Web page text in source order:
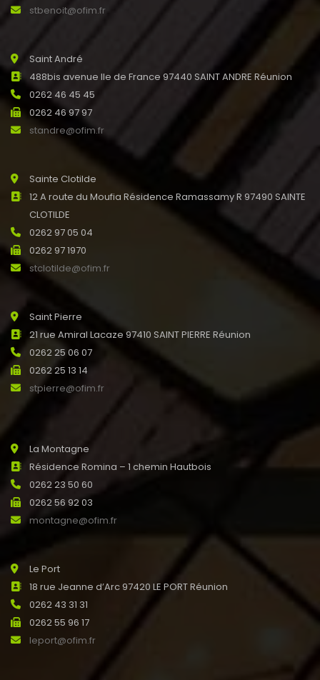
stbenoit@ofim.fr
Saint André
488bis avenue Ile de France 97440 SAINT ANDRE Réunion
0262 46 45 45
0262 46 97 97
standre@ofim.fr
Sainte Clotilde
12 A route du Moufia Résidence Ramassamy R 97490 SAINTE
CLOTILDE
0262 97 05 04
0262 97 1970
stclotilde@ofim.fr
Saint Pierre
21 rue Amiral Lacaze 97410 SAINT PIERRE Réunion
0262 25 06 07
0262 25 13 14
stpierre@ofim.fr
La Montagne
Résidence Romina – 1 chemin Hautbois
0262 23 50 60
0262 56 92 03
montagne@ofim.fr
Le Port
18 rue Jeanne d’Arc 97420 LE PORT Réunion
0262 43 31 31
0262 55 96 17
leport@ofim.fr